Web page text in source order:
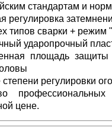
стандартам и
регулировка
типов сварки +
ударопрочный
площадь
регулировки
цене.